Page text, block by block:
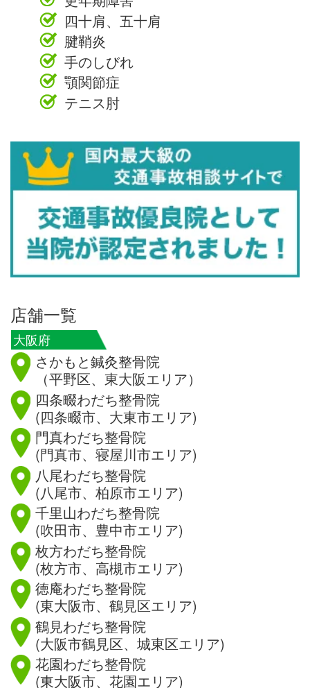
四十肩、五十肩
腱鞘炎
手のしびれ
顎関節症
テニス肘
店舗一覧
大阪府
さかもと鍼灸整骨院
（平野区、東大阪エリア）
四条畷わだち整骨院
(四条畷市、大東市エリア)
門真わだち整骨院
(門真市、寝屋川市エリア)
八尾わだち整骨院
(八尾市、柏原市エリア)
千里山わだち整骨院
(吹田市、豊中市エリア)
枚方わだち整骨院
(枚方市、高槻市エリア)
徳庵わだち整骨院
(東大阪市、鶴見区エリア)
鶴見わだち整骨院
(大阪市鶴見区、城東区エリア)
花園わだち整骨院
(東大阪市、花園エリア)